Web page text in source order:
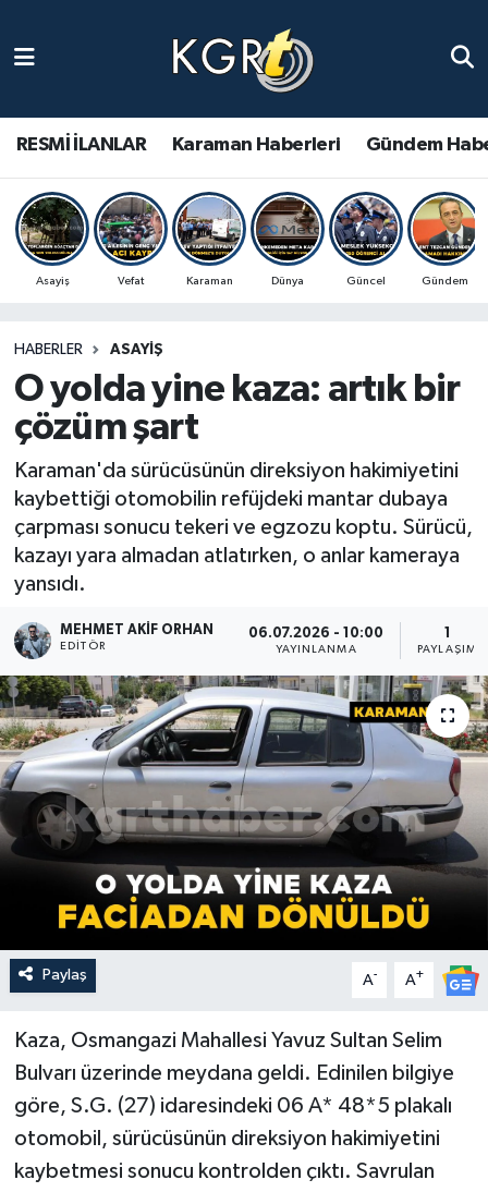
RESMİ İLANLAR Karaman Haberleri Gündem
Asayiş Vefat Karaman Dünya Güncel Gündem
HABERLER ASAYIŞ
O yolda yine kaza: artık bir
çözüm şart
Karaman'da sürücüsünün direksiyon hakimiyetini
kaybettiği otomobilin refüjdeki mantar dubaya
çarpması sonucu tekeri ve egzozu koptu. Sürücü,
kazayı yara almadan atlatırken, o anlar kameraya
yansıdı.
MEHMET AKIF ORHAN
EDITÖR
06.07.2026 - 10:00
YAYINLANMA
1
PAYLAŞIM
Paylaş A- A+
Kaza, Osmangazi Mahallesi Yavuz Sultan Selim
Bulvarı üzerinde meydana geldi. Edinilen bilgiye
göre, S.G. (27) idaresindeki 06 A* 48*5 plakalı
otomobil, sürücüsünün direksiyon hakimiyetini
kaybetmesi sonucu kontrolden çıktı. Savrulan
Gündem Haberleri
Güncel Haberler
Spor Haberleri
Ulusal Haberler
Vefat Edenler